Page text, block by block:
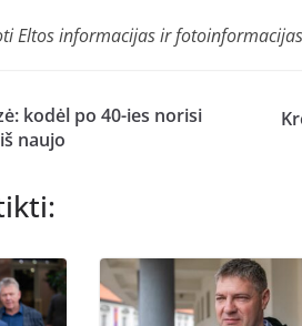
Eltos informacijas ir
kodėl po 40-ies norisi
naujo